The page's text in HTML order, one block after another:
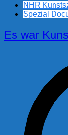
NHR
Spezial
Es war